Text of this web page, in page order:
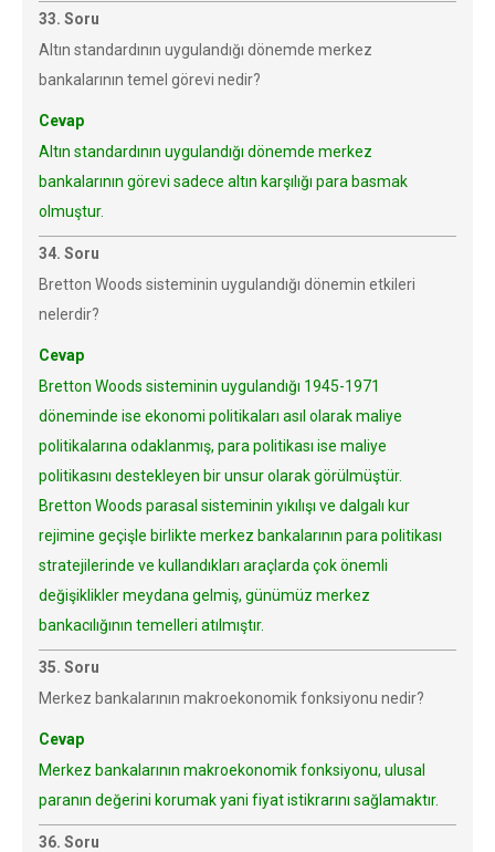
33. Soru
Altın standardının uygulandığı dönemde merkez
bankalarının temel görevi nedir?
Cevap
Altın standardının uygulandığı dönemde merkez
bankalarının görevi sadece altın karşılığı para basmak
olmuştur.
34. Soru
Bretton Woods sisteminin uygulandığı dönemin etkileri
nelerdir?
Cevap
Bretton Woods sisteminin uygulandığı 1945-1971
döneminde ise ekonomi politikaları asıl olarak maliye
politikalarına odaklanmış, para politikası ise maliye
politikasını destekleyen bir unsur olarak görülmüştür.
Bretton Woods parasal sisteminin yıkılışı ve dalgalı kur
rejimine geçişle birlikte merkez bankalarının para politikası
stratejilerinde ve kullandıkları araçlarda çok önemli
değişiklikler meydana gelmiş, günümüz merkez
bankacılığının temelleri atılmıştır.
35. Soru
Merkez bankalarının makroekonomik fonksiyonu nedir?
Cevap
Merkez bankalarının makroekonomik fonksiyonu, ulusal
paranın değerini korumak yani fiyat istikrarını sağlamaktır.
36. Soru